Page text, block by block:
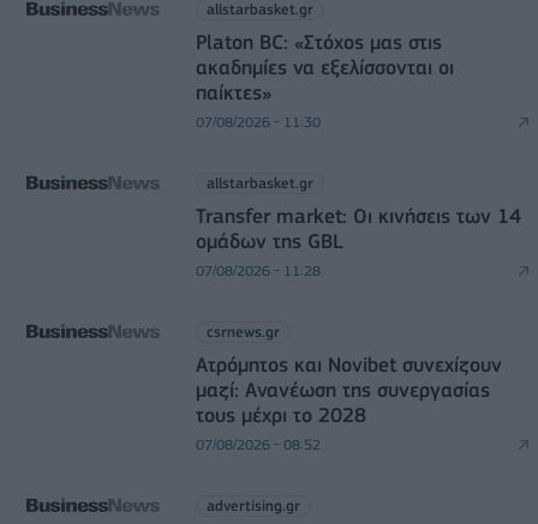
allstarbasket.gr
Platon BC: «Στόχος μας στις
ακαδημίες να εξελίσσονται οι
παίκτες»
07/08/2026 - 11:30
allstarbasket.gr
Transfer market: Οι κινήσεις των 14
ομάδων της GBL
07/08/2026 - 11:28
csrnews.gr
Ατρόμητος και Novibet συνεχίζουν
μαζί: Ανανέωση της συνεργασίας
τους μέχρι το 2028
07/08/2026 - 08:52
advertising.gr